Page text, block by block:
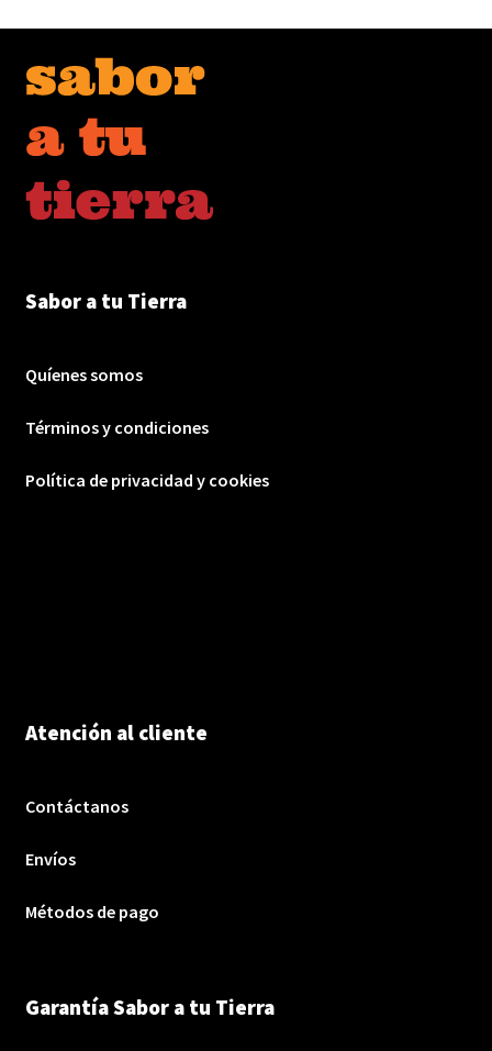
Sabor a tu Tierra
Quíenes somos
Términos y condiciones
Política de privacidad y cookies
Atención al cliente
Contáctanos
Envíos
Métodos de pago
Garantía Sabor a tu Tierra